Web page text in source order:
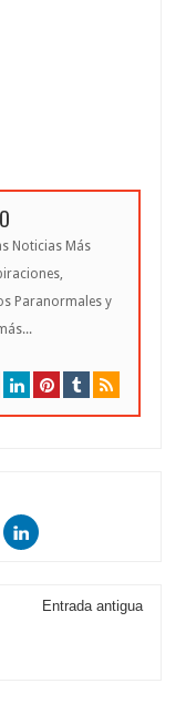
Noticias Más
Paranormales y
Entrada antigua